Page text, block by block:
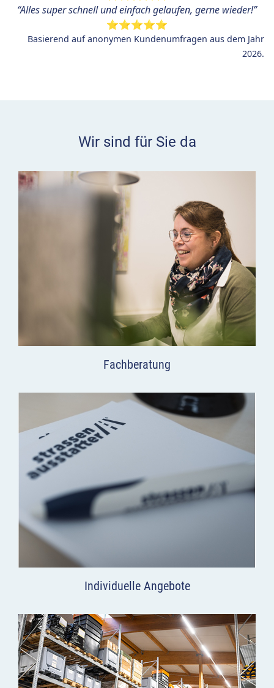
“Alles super schnell und einfach gelaufen, gerne wieder!”
⭐⭐⭐⭐⭐
Basierend auf anonymen Kundenumfragen aus dem Jahr
2026.
Wir sind für Sie da
Fachberatung
Individuelle Angebote